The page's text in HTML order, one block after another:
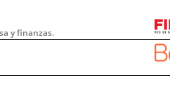
y finanzas.